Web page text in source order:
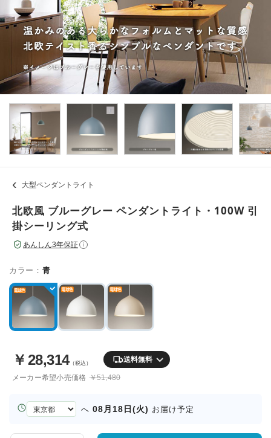
大型ペンダントライト
北欧風 ブルーグレー ペンダントライト・100W 引
掛シーリング式
あんしん3年保証 i
カラー： 青
￥ 28,314（税込） 送料無料
メーカー希望小売価格 ￥51,480
お
届
へ 08月18日(火) お届け予定